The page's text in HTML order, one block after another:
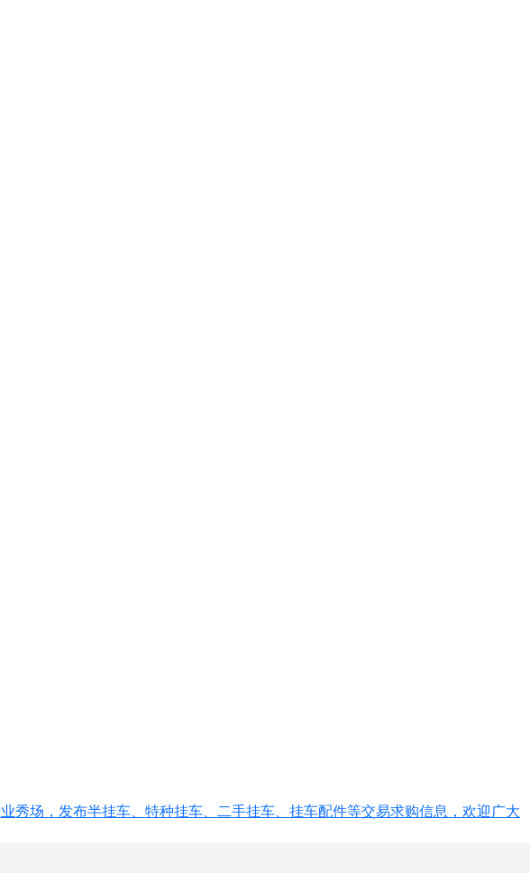
场，发布半挂车、特种挂车、二手挂车、挂车配件等交易求购信息，欢迎广大